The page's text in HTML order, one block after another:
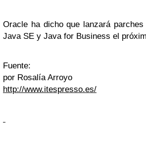
Oracle ha dicho que lanzará
Java SE y Java for Business el
Fuente:
por Rosalía Arroyo
http://www.itespresso.es/